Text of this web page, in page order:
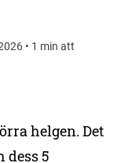
• 1 min att
helgen. Det
dess 5